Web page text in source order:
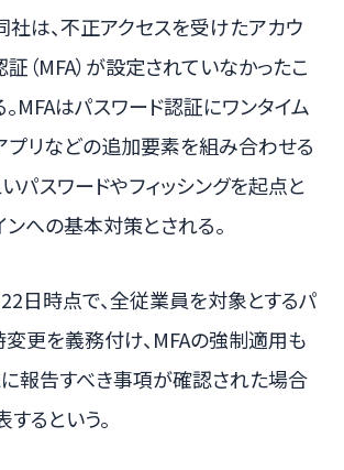
社は、不正アクセスを受けたアカウ
（MFA）が設定されていなかったこ
MFAはパスワード認証にワンタイム
プリなどの追加要素を組み合わせる
パスワードやフィッシングを起点と
への基本対策とされる。
日時点で、全従業員を対象とするパ
変更を義務付け、MFAの強制適用も
に報告すべき事項が確認された場合
るという。